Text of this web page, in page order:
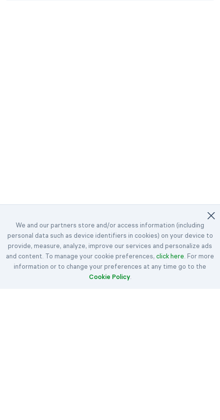
We and our partners store and/or access information (including
personal data such as device identifiers in cookies) on your device to
provide, measure, analyze, improve our services and personalize ads
and content. To manage your cookie preferences, click here . For more
information or to change your preferences at any time go to the
Cookie Policy.
©2023-2026 Easybrain. All Rights Reserved.
Accueil Défis quotidiens
Récompenses
Spider